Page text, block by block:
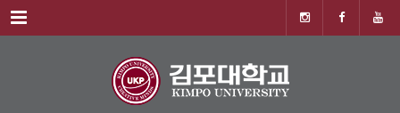
Menu